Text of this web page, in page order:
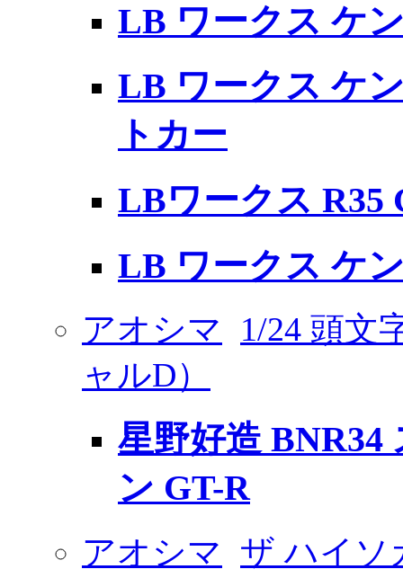
LB ワークス ケ
LB ワークス ケ
トカー
LBワークス R35
LB ワークス ケ
アオシマ
1/24 頭文
ャルD）
星野好造 BNR34
ン GT-R
アオシマ ザ ハイソ